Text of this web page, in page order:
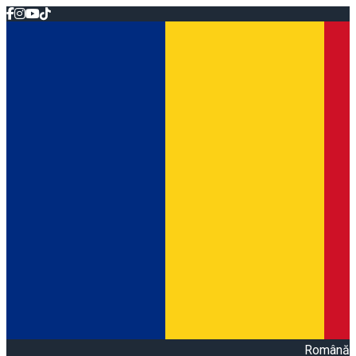
Română